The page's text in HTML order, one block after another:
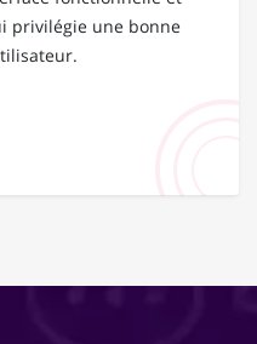
privilégie une bonne